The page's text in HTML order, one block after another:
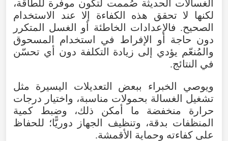
الغسالات الحديثة صُممت لتكون موفرة للطاقة،
لكنها لا تحقق هذه الكفاءة إلا عند الاستخدام
الصحيح. فالإعدادات الخاطئة أو الغسل المتكرر
دون حاجة أو الإفراط في استخدام المسحوق
والمُنعّم يؤدي إلى زيادة التكلفة دون أي تحسّن
في النتائج.
ويوصي الخبراء ببعض التعديلات اليسيرة مثل
تشغيل الغسالة بحمولات مناسبة، واختيار درجات
حرارة منخفضة ما أمكن ذلك، وضبط كمية
المنظفات بدقة، وتنظيف الجهاز دوريًّا؛ للحفاظ
على كفاءته وحماية الأقمشة.